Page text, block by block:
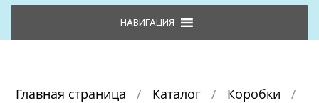
Главная страница / Каталог / Коробки
/